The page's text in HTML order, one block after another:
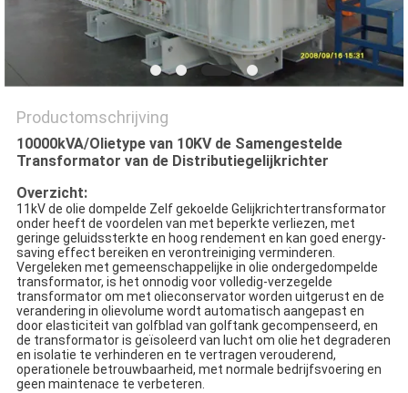
Productomschrijving
10000kVA/Olietype van 10KV de Samengestelde
Transformator van de Distributiegelijkrichter
Overzicht:
11kV de olie dompelde Zelf gekoelde Gelijkrichtertransformator
onder heeft de voordelen van met beperkte verliezen, met
geringe geluidssterkte en hoog rendement en kan goed energy-
saving effect bereiken en verontreiniging verminderen.
Vergeleken met gemeenschappelijke in olie ondergedompelde
transformator, is het onnodig voor volledig-verzegelde
transformator om met olieconservator worden uitgerust en de
verandering in olievolume wordt automatisch aangepast en
door elasticiteit van golfblad van golftank gecompenseerd, en
de transformator is geïsoleerd van lucht om olie het degraderen
en isolatie te verhinderen en te vertragen verouderend,
operationele betrouwbaarheid, met normale bedrijfsvoering en
geen maintenace te verbeteren.